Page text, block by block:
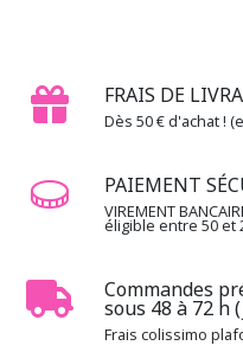
FRAIS DE
Dès 50 € d'achat !
PAIEMENT
VIREMENT
éligible entre 50 et
Commandes
sous 48 à 72 h
Frais colissimo
-
Dorothy's
journey
1.3.DF